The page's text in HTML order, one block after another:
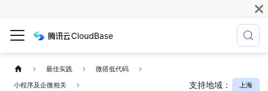
最佳实践
微搭低代码
小程序及企微相关
支持地域： 上海